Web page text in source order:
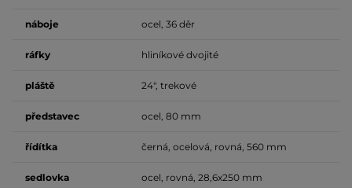
náboje ocel, 36 děr
ráfky hliníkové dvojité
pláště 24", trekové
představec ocel, 80 mm
řídítka černá, ocelová, rovná, 560 mm
sedlovka ocel, rovná, 28,6x250 mm